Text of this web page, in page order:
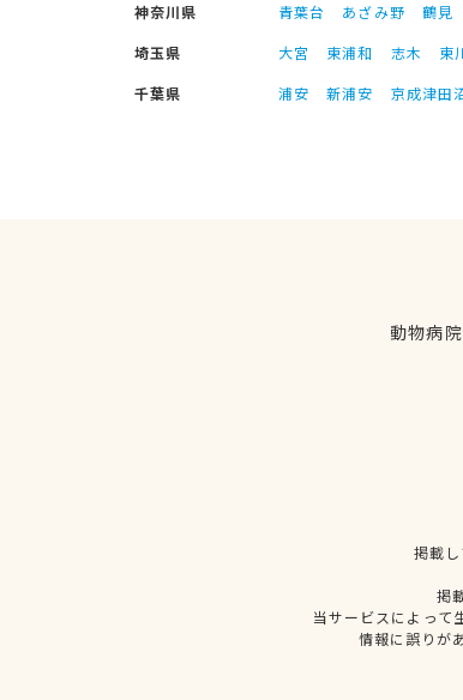
神奈川県
青葉台 あざみ野 鶴見
埼玉県
大宮 東浦和 志木 東
千葉県
浦安 新浦安 京成津田
動物病
掲載
掲
当サービスによって
情報に誤りが